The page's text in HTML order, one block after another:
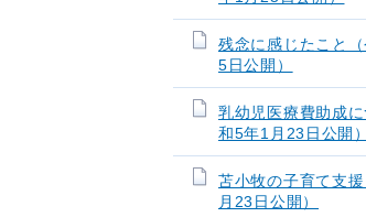
残念に感じたこと
5日公開）
乳幼児医療費助成
和5年1月23日公開）
苫小牧の子育て支
月23日公開）